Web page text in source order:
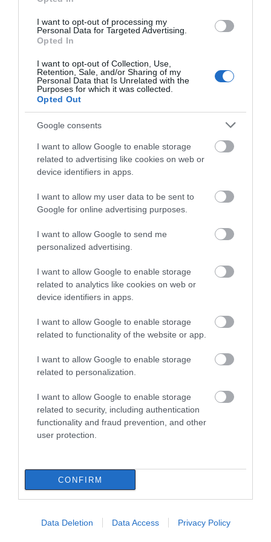
I want to opt-out of processing my
Personal Data for Targeted Advertising.
Opted In
I want to opt-out of Collection, Use,
Retention, Sale, and/or Sharing of my
Personal Data that Is Unrelated with the
Purposes for which it was collected.
Opted Out
Google consents
I want to allow Google to enable storage
related to advertising like cookies on web or
device identifiers in apps.
I want to allow my user data to be sent to
Google for online advertising purposes.
I want to allow Google to send me
personalized advertising.
I want to allow Google to enable storage
related to analytics like cookies on web or
device identifiers in apps.
I want to allow Google to enable storage
related to functionality of the website or app.
I want to allow Google to enable storage
related to personalization.
I want to allow Google to enable storage
related to security, including authentication
functionality and fraud prevention, and other
user protection.
CONFIRM
Data Deletion Data Access Privacy Policy
Διαβάστε όλες τιςειδήσεις για την Εύβοια
Διαβάστε όλες τις
Ελλάδακαι τονΚόσμοστο evima.gr
TAGS: ΕΘΝΙΚΗ ΟΔΟΣ ΤΑΧΥΤΗΤΑ
ΡΟΗ ΕΙΔΗΣΕΩΝ
Πλημμύρισε με κόσμο η Φαράκλα
(pics&vid)
08.08.2026 | 00:59
Ο καιρός αλλάζει πρόσωπο:
Έρχονται 40άρια μαζί με
07.08.2026 | 22:20
χρόνια μετά τη μεγάλη
καταστροφή του 2021
07.08.2026 | 22:00
Νέο τροχαίο με υλικές ζημιές
Εύβοια: Γυναίκα έπεσε θύμα
διαδικτυακής απάτης – Πλήρωσε
για τρακτέρ που δεν παρέλαβε
ανασύρθηκε χωρίς τις αισθήσεις
του από τη θάλασσα
Ανακοινώθηκαν νέες προσλήψεις